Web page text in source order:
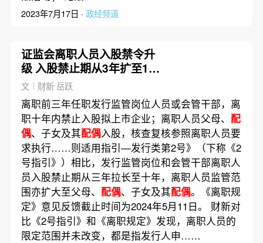
2023年7月17日 · 政经频道
证监会离职人员入股禁令升
级 入股禁止期从3年扩至10
年、直系亲属入围
文｜财新 岳跃
离职前三年任职发行监管岗位人员或会管干部，离
职十年内禁止入股拟上市企业；离职人员父母、 配
偶、子女及其配偶入股，核查复核参照离职人员要
求执行……则适用指引—发行类第2号》（下称《2
号指引》）相比，发行监管岗位和会管干部离职人
员入股禁止期从三年拉长至十年，离职人员监管范
围亦扩大至父母、 配偶、子女及其配偶。《离职规
定》意见反馈截止时间为2024年5月11日。 财新对
比《2号指引》和《离职规定》发现，离职人员的
限定范围并未改变，都是指发行人申……